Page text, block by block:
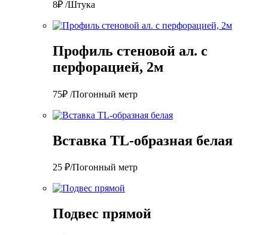
8₽ /Штука
Профиль стеновой ал. с
перфорацией, 2м
75₽ /Погонный метр
Вставка TL-образная белая
25 ₽/Погонный метр
Подвес прямой